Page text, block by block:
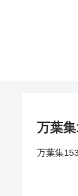
万葉
万葉集